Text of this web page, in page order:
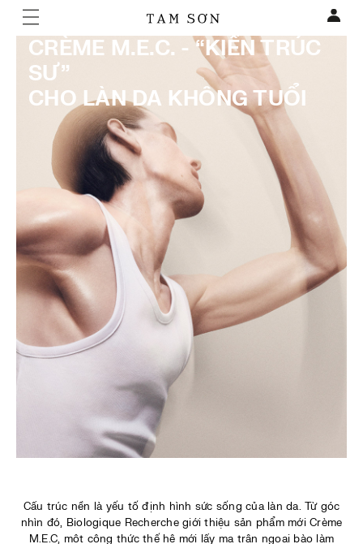
CRÈME M.E.C. - “KIẾN TRÚC
SƯ”
CHO LÀN DA KHÔNG TUỔI
Cấu trúc nền là yếu tố định hình sức sống của làn da. Từ góc
nhìn đó, Biologique Recherche giới thiệu sản phẩm mới Crème
M.E.C, một công thức thế hệ mới lấy ma trận ngoại bào làm